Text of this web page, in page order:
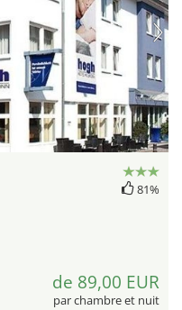
81%
de 89,00 EUR
par chambre et nuit